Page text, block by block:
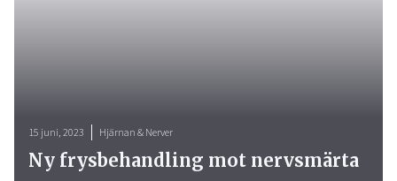
15 juni, 2023 Hjärnan & Nerver
Ny frysbehandling mot nervsmärta